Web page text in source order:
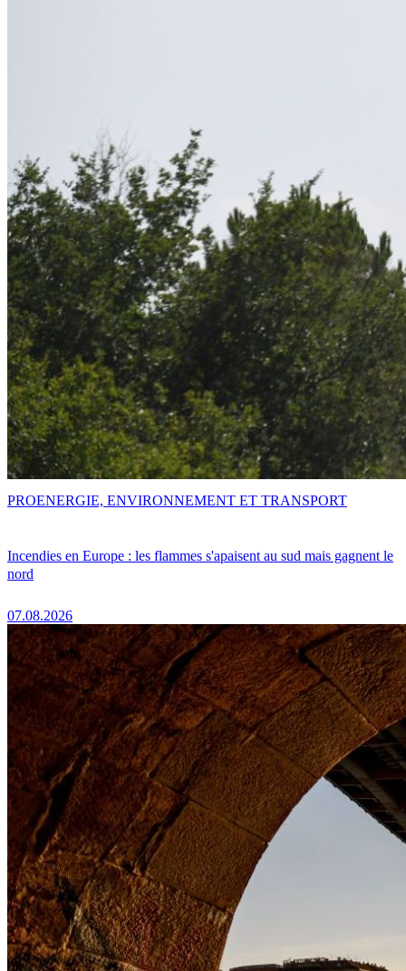
Incendies en Europe : les flammes s'apaisent au sud mais gagnent le
nord
07.08.2026
PROENERGIE, ENVIRONNEMENT ET TRANSPORT